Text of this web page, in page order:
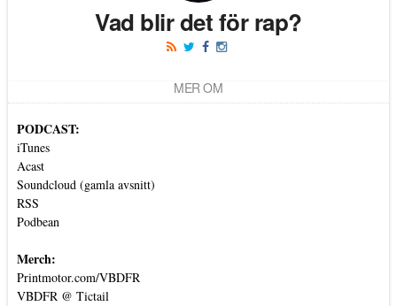
Vad blir det för rap?
MER OM
PODCAST:
iTunes
Acast
Soundcloud (gamla avsnitt)
RSS
Podbean
Merch:
Printmotor.com/VBDFR
VBDFR @ Tictail